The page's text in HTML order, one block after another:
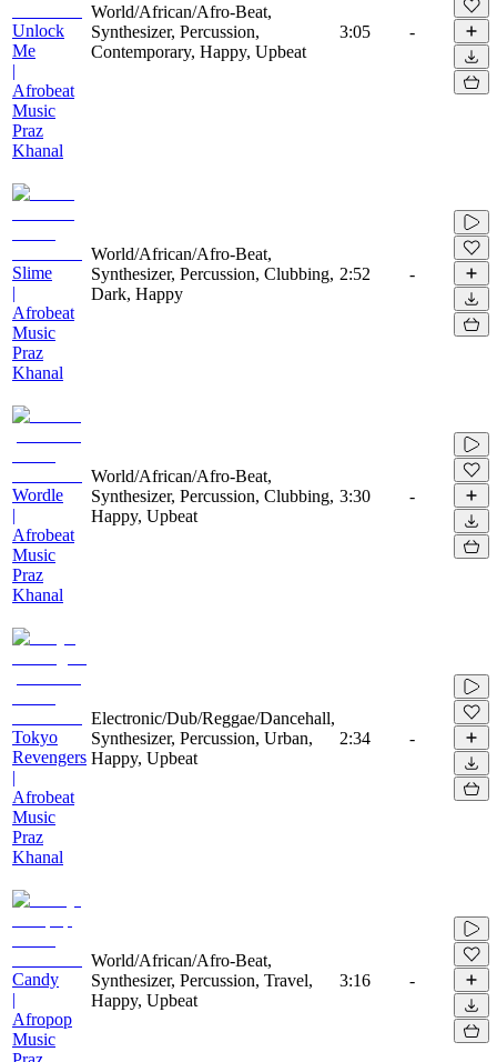
Unlock
Me
|
Afrobeat
Music
Praz
Khanal
World/African/Afro-Beat,
Synthesizer, Percussion,
Contemporary, Happy, Upbeat
3:05 -
Slime
|
Afrobeat
Music
Praz
Khanal
World/African/Afro-Beat,
Synthesizer, Percussion, Clubbing,
Dark, Happy
2:52 -
Wordle
|
Afrobeat
Music
Praz
Khanal
World/African/Afro-Beat,
Synthesizer, Percussion, Clubbing,
Happy, Upbeat
3:30 -
Tokyo
Revengers
|
Afrobeat
Music
Praz
Khanal
Electronic/Dub/Reggae/Dancehall,
Synthesizer, Percussion, Urban,
Happy, Upbeat
2:34 -
Candy
|
Afropop
Music
World/African/Afro-Beat,
Synthesizer, Percussion, Travel,
Happy, Upbeat
3:16 -